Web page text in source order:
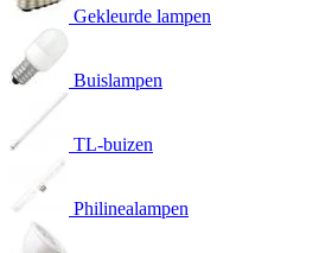
Gekleurde lampen
Buislampen
TL-buizen
Philinealampen